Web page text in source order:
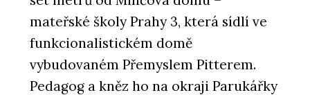
mateřské školy Prahy 3, která sídlí ve
funkcionalistickém domě
vybudovaném Přemyslem Pitterem.
Pedagog a kněz ho na okraji Parukářky